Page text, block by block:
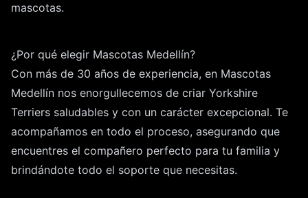
mascotas.
¿Por qué elegir Mascotas Medellín?
Con más de 30 años de experiencia, en Mascotas
Medellín nos enorgullecemos de criar Yorkshire
Terriers saludables y con un carácter excepcional. Te
acompañamos en todo el proceso, asegurando que
encuentres el compañero perfecto para tu familia y
brindándote todo el soporte que necesitas.